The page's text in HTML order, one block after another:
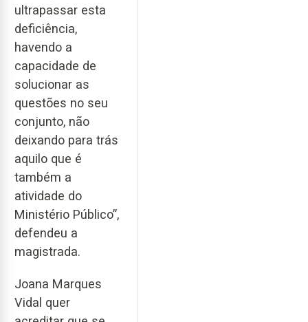
ultrapassar esta
deficiência,
havendo a
capacidade de
solucionar as
questões no seu
conjunto, não
deixando para trás
aquilo que é
também a
atividade do
Ministério Público”,
defendeu a
magistrada.
Joana Marques
Vidal quer